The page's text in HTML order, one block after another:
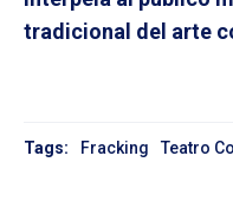
tradicional del arte
Tags: Fracking Teatro